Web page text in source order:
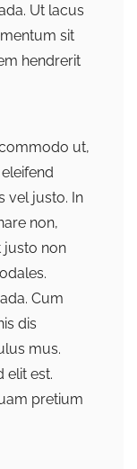
Ut lacus
sit
hendrerit
ut,
vel justo. In
non,
justo non
Cum
dis
mus.
elit est.
pretium